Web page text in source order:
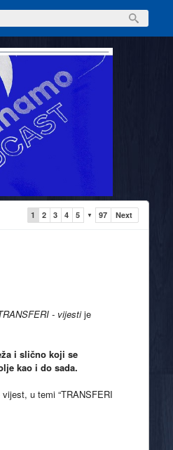
1 2 3 4 5 ▼ 97 Next
- vijestije
i slično koji se
kao i do sada.
u temi “TRANSFERI